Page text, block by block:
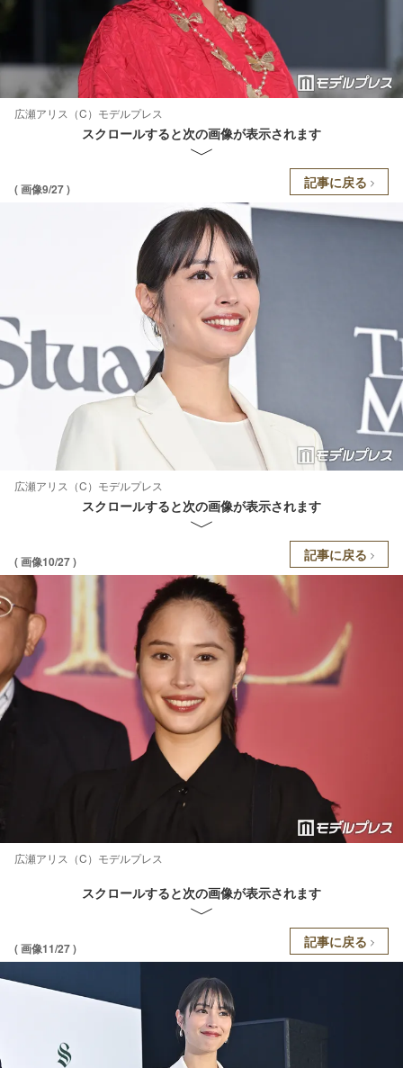
広瀬アリス（C）モデルプレス
スクロールすると次の画像が表示されます
( 画像9/27 ) 記事に戻る
広瀬アリス（C）モデルプレス
スクロールすると次の画像が表示されます
( 画像10/27 ) 記事に戻る
広瀬アリス（C）モデルプレス
スクロールすると次の画像が表示されます
( 画像11/27 ) 記事に戻る